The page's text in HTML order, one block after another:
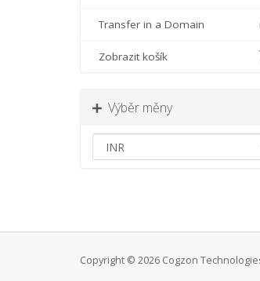
Transfer in a Domain
Zobrazit košík
Výběr měny
Copyright © 2026 Cogzon